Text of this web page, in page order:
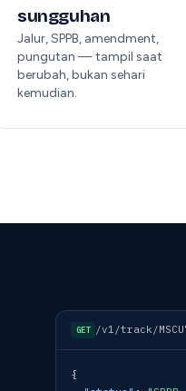
sungguhan
Jalur, SPPB, amendment,
pungutan — tampil saat
berubah, bukan sehari
kemudian.
GET /v1/track/